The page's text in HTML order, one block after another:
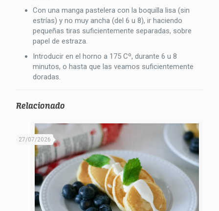
Con una manga pastelera con la boquilla lisa (sin
estrías) y no muy ancha (del 6 u 8), ir haciendo
pequeñas tiras suficientemente separadas, sobre
papel de estraza.
Introducir en el horno a 175 Cº, durante 6 u 8
minutos, o hasta que las veamos suficientemente
doradas.
Relacionado
27/07/2026